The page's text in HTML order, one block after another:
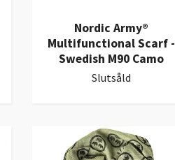
Nordic Army®
Multifunctional Scarf -
Swedish M90 Camo
Slutsåld